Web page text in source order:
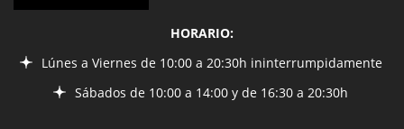
HORARIO:
Lúnes a Viernes de 10:00 a 20:30h ininterrumpidamente
Sábados de 10:00 a 14:00 y de 16:30 a 20:30h